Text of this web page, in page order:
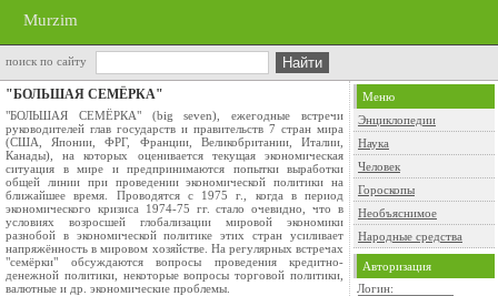
Murzim
поиск по сайту
"БОЛЬШАЯ СЕМЁРКА"
"БОЛЬШАЯ СЕМЁРКА" (big seven), ежегодные встречи
руководителей глав государств и правительств 7 стран мира
(США, Японии, ФРГ, Франции, Великобритании, Италии,
Канады), на которых оценивается текущая экономическая
ситуация в мире и предпринимаются попытки выработки
общей линии при проведении экономической политики на
ближайшее время. Проводятся с 1975 г., когда в период
экономического кризиса 1974-75 гг. стало очевидно, что в
условиях возросшей глобализации мировой экономики
разнобой в экономической политике этих стран усиливает
напряжённость в мировом хозяйстве. На регулярных встречах
"семёрки" обсуждаются вопросы проведения кредитно-
денежной политики, некоторые вопросы торговой политики,
валютные и др. экономические проблемы.
Меню
Энциклопедии
Наука
Человек
Гороскопы
Необъяснимое
Народные средства
Авторизация
Логин: